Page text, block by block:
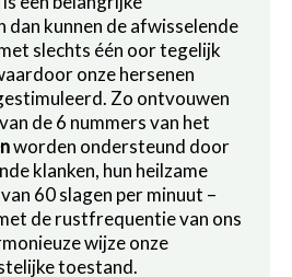
kunnen de afwisselende
slechts één oor tegelijk
onze hersenen
Zo ontvouwen
de 6 nummers van het
worden ondersteund door
klanken, hun heilzame
60 slagen per minuut –
de rustfrequentie van ons
wijze onze
toestand.